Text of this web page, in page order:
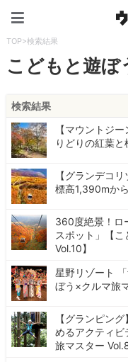
TOP>検索結果
こどもと遊ぼ
検索結果
【マウントジ
りどりの紅葉
【グランデコ
標高1,390mか
360度絶景！ロ
スポット」【
Vol.10】
星野リゾート
ぼう×クルマ旅
【グランピン
めるアクティビ
旅マスター Vol.8